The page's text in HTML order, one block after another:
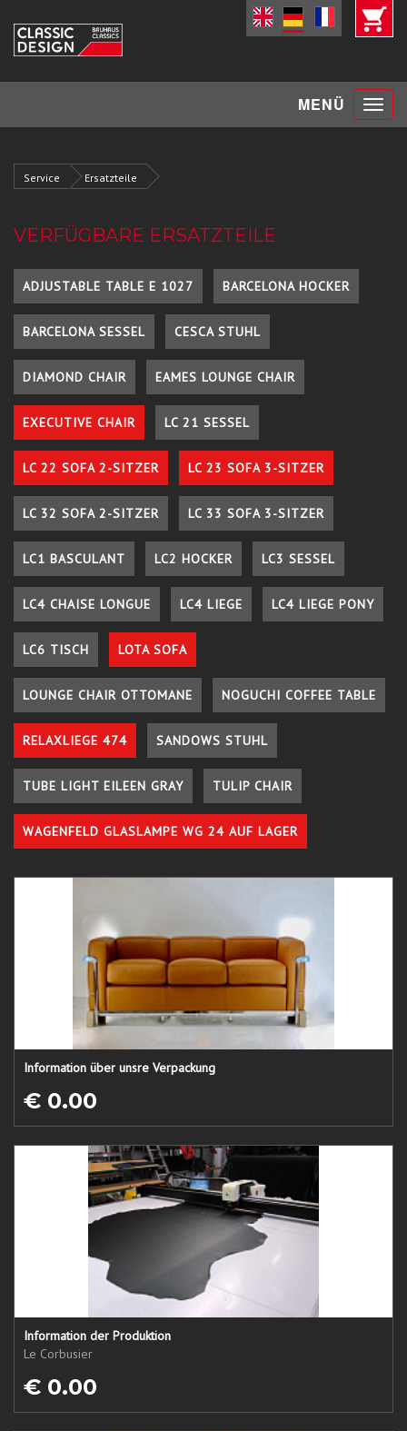
MENÜ Toggle
Service Ersatzteile
VERFÜGBARE ERSATZTEILE
ADJUSTABLE TABLE E 1027 BARCELONA HOCKER
BARCELONA SESSEL CESCA STUHL
DIAMOND CHAIR EAMES LOUNGE CHAIR
EXECUTIVE CHAIR LC 21 SESSEL
LC 22 SOFA 2-SITZER LC 23 SOFA 3-SITZER
LC 32 SOFA 2-SITZER LC 33 SOFA 3-SITZER
LC1 BASCULANT LC2 HOCKER LC3 SESSEL
LC4 CHAISE LONGUE LC4 LIEGE LC4 LIEGE PONY
LC6 TISCH LOTA SOFA
LOUNGE CHAIR OTTOMANE NOGUCHI COFFEE TABLE
RELAXLIEGE 474 SANDOWS STUHL
TUBE LIGHT EILEEN GRAY TULIP CHAIR
WAGENFELD GLASLAMPE WG 24 AUF LAGER
Information über unsre Verpackung
€ 0.00
Information der Produktion
Le Corbusier
€ 0.00